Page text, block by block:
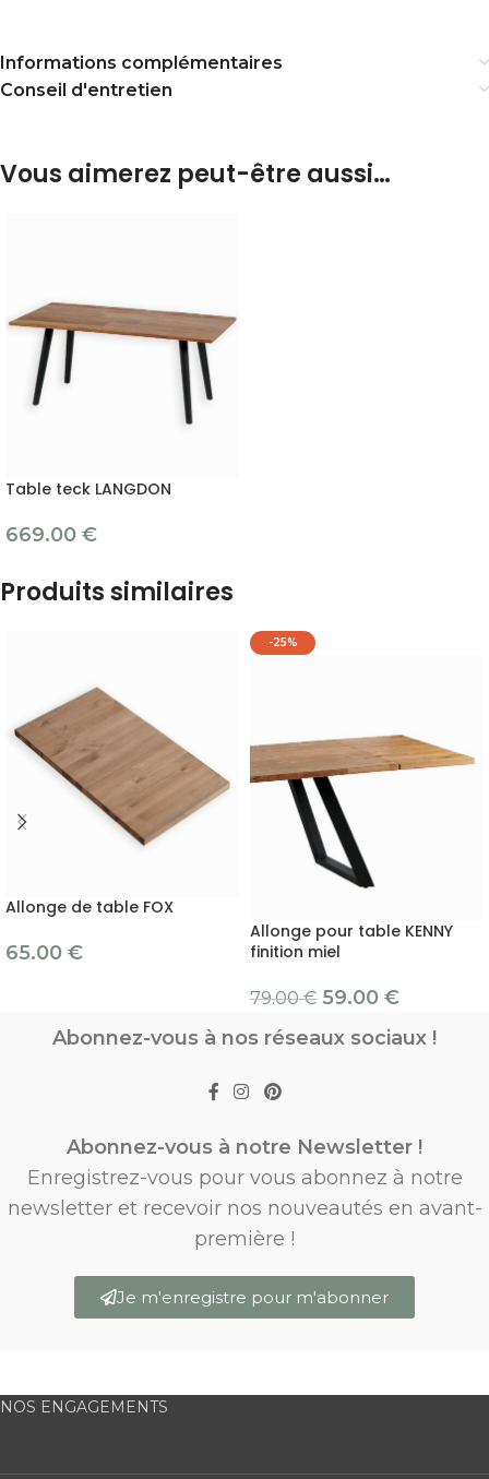
Informations complémentaires
Conseil d'entretien
Vous aimerez peut-être aussi…
Table teck LANGDON
669.00 €
Produits similaires
Allonge de table FOX
65.00 €
-25%
Allonge pour table KENNY
finition miel
79.00€ 59.00 €
Abonnez-vous à nos réseaux sociaux !
Abonnez-vous à notre Newsletter !
Enregistrez-vous pour vous abonnez à notre
newsletter et recevoir nos nouveautés en avant-
première !
Je m'enregistre pour m'abonner
NOS ENGAGEMENTS